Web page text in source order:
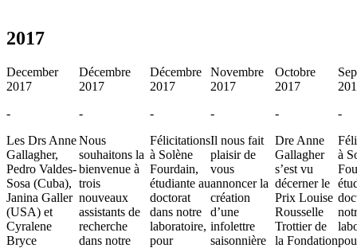
2017
December
2017
-
Les Drs Anne
Gallagher,
Pedro Valdes-
Sosa (Cuba),
Janina Galler
(USA) et
Cyralene
Bryce
Décembre
2017
-
Nous
souhaitons la
bienvenue à
trois
nouveaux
assistants de
recherche
dans notre
Décembre
2017
-
Félicitations
à Solène
Fourdain,
étudiante au
doctorat
dans notre
laboratoire,
pour
Novembre
2017
-
Il nous fait
plaisir de
vous
annoncer la
création
d’une
infolettre
saisonnière
Octobre
2017
-
Dre Anne
Gallagher
s’est vu
décerner le
Prix Louise
Rousselle
Trottier de
la Fondation
-
à